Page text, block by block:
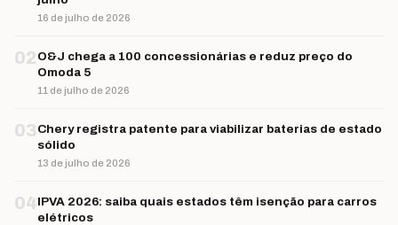
16 de julho de 2026
02 O&J chega a 100 concessionárias e reduz preço do
Omoda 5
11 de julho de 2026
03Chery registra patente para viabilizar baterias de estado
sólido
13 de julho de 2026
04IPVA 2026: saiba quais estados têm isenção para carros
elétricos